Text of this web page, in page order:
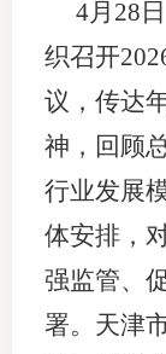
4月28
织召开
议，传达
神，回顾
行业发展
体安排，
强监管、
署。天津